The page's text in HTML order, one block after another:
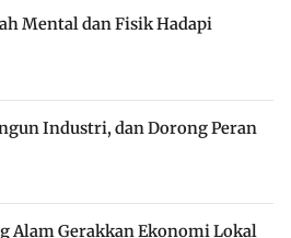
Mental dan Fisik Hadapi
Industri, dan Dorong Peran
Alam Gerakkan Ekonomi Lokal